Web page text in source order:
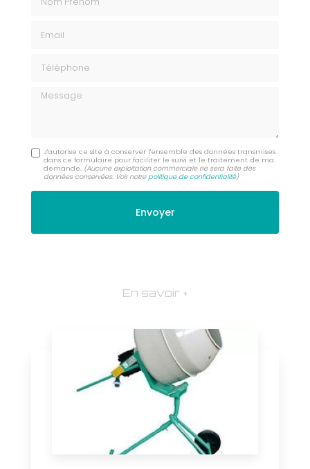
Message
J'autorise ce site à conserver l'ensemble des données transmises
dans ce formulaire pour faciliter le suivi et le traitement de ma
demande. (Aucune exploitation commerciale ne sera faite des
données conservées. Voir notrepolitique de confidentialité)
En savoir +